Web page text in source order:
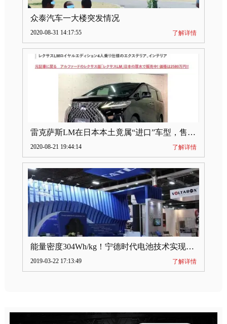
众泰汽车一大楼突发情况
2020-08-31 14:17:55 了解详情
雷克萨斯LM在日本本土竟属“进口”车型，售价2580万日元
2020-08-21 19:44:14 了解详情
能量密度304Wh/kg！宁德时代电池技术实现突破
2019-03-22 17:13:49 了解详情